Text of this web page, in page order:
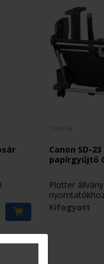
Canon SD-
papírgyűjtő
Plotter
Kifogyott